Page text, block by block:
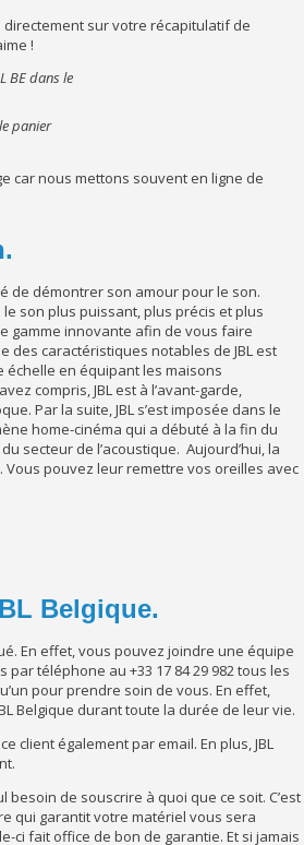
sur votre récapitulatif de
!
panier
car nous mettons souvent en ligne de
de démontrer son amour pour le son.
le son plus puissant, plus précis et plus
gamme innovante afin de vous faire
caractéristiques notables de JBL est
échelle en équipant les maisons
compris, JBL est à l’avant-garde,
Par la suite, JBL s’est imposée dans le
home-cinéma qui a débuté à la fin du
secteur de l’acoustique. Aujourd’hui, la
pouvez leur remettre vos oreilles avec
Belgique.
En effet, vous pouvez joindre une équipe
téléphone au +33 17 84 29 982 tous les
pour prendre soin de vous. En effet,
Belgique durant toute la durée de leur vie.
client également par email. En plus, JBL
de souscrire à quoi que ce soit. C’est
qui garantit votre matériel vous sera
ci fait office de bon de garantie. Et si jamais